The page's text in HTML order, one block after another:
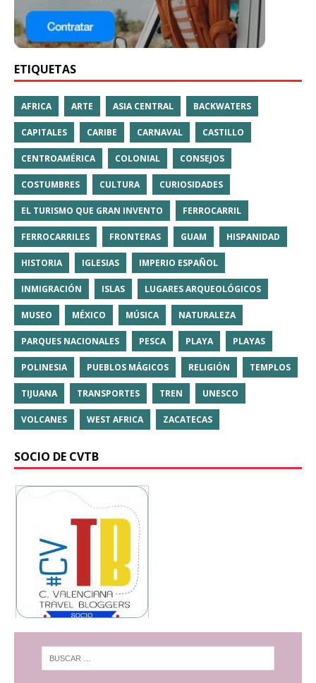
ETIQUETAS
AFRICA ARTE ASIA CENTRAL BACKWATERS
CAPITALES CARIBE CARNAVAL CASTILLO
CENTROAMÉRICA COLONIAL CONSEJOS
COSTUMBRES CULTURA CURIOSIDADES
EL TURISMO QUE GRAN INVENTO FERROCARRIL
FERROCARRILES FRONTERAS GUAM HISPANIDAD
HISTORIA IGLESIAS IMPERIO ESPAÑOL
INMIGRACIÓN ISLAS LUGARES ARQUEOLÓGICOS
MUSEO MÉXICO MÚSICA NATURALEZA
PARQUES NACIONALES PESCA PLAYA PLAYAS
POLINESIA PUEBLOS MÁGICOS RELIGIÓN TEMPLOS
TIJUANA TRANSPORTES TREN UNESCO
VOLCANES WEST AFRICA ZACATECAS
SOCIO DE CVTB